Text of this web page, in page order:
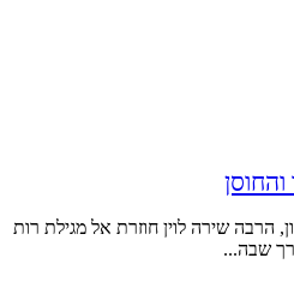
הרבה שירה לוין חוזרת אל מגילת רות
שבה...